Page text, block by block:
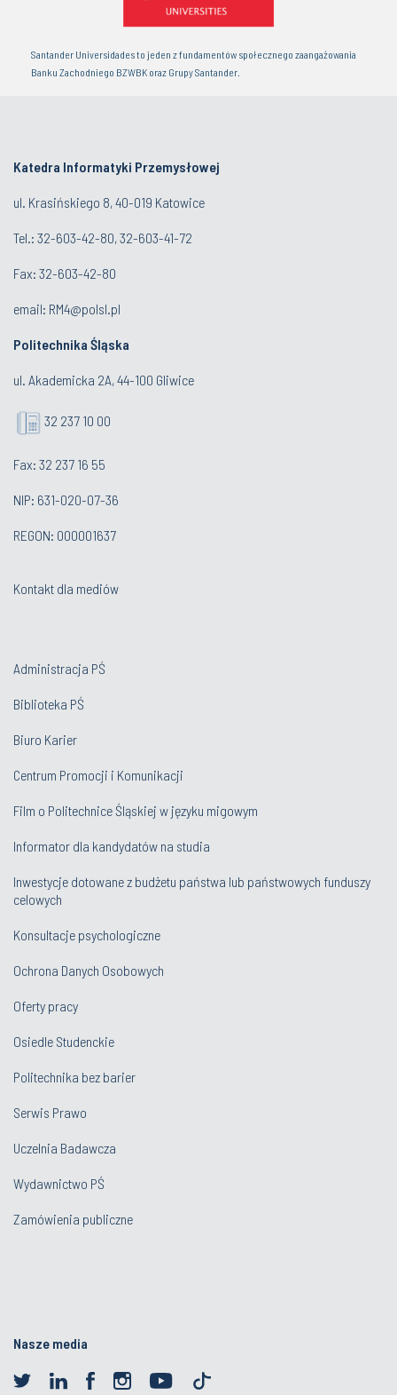
Santander Universidades to jeden z fundamentów społecznego zaangażowania
Banku Zachodniego BZWBK oraz Grupy Santander.
Katedra Informatyki Przemysłowej
ul. Krasińskiego 8, 40-019 Katowice
Tel.: 32-603-42-80, 32-603-41-72
Fax: 32-603-42-80
email: RM4@polsl.pl
Politechnika Śląska
ul. Akademicka 2A, 44-100 Gliwice
32 237 10 00
Fax: 32 237 16 55
NIP: 631-020-07-36
REGON: 000001637
Kontakt dla mediów
Administracja PŚ
Biblioteka PŚ
Biuro Karier
Centrum Promocji i Komunikacji
Film o Politechnice Śląskiej w języku migowym
Informator dla kandydatów na studia
Inwestycje dotowane z budżetu państwa lub państwowych funduszy
celowych
Konsultacje psychologiczne
Ochrona Danych Osobowych
Oferty pracy
Osiedle Studenckie
Politechnika bez barier
Serwis Prawo
Uczelnia Badawcza
Wydawnictwo PŚ
Zamówienia publiczne
Nasze media